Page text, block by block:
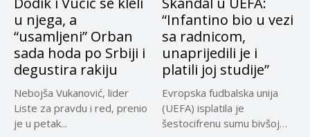
u njega, a
“usamljeni” Orban
sada hoda po Srbiji i
degustira rakiju
Nebojša Vukanović, lider
Liste za pravdu i red, prenio
je u petak...
“Infantino bio u vezi
sa radnicom,
unaprijedili je i
platili joj studije”
Evropska fudbalska unija
(UEFA) isplatila je
šestocifrenu sumu bivšoj